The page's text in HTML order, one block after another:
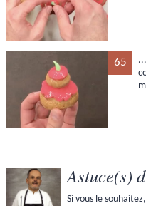
65
Astuce(s)
Si vous le